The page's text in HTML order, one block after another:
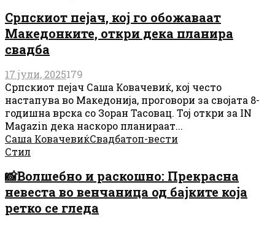
Српскиот пејач, кој го обожаваат
Македонките, откри дека планира
свадба
17 јули, 2025179
Српскиот пејач Саша Ковачевиќ, кој често
настапува во Македонија, проговори за својата 8-
годишна врска со Зоран Тасовац. Тој откри за IN
Magazin дека наскоро планираат...
Саша КовачевиќСвадбатоп-вести
Стил
📸Волшебно и раскошно: Прекрасна
невеста во венчаница од бајките која
ретко се гледа